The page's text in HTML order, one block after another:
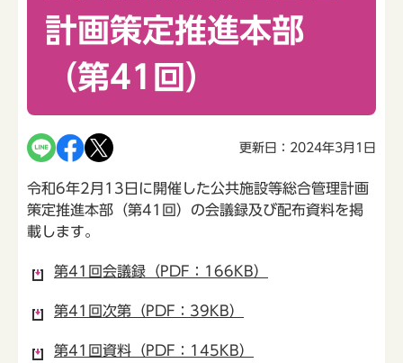
計画策定推進本部
（第41回）
更新日：2024年3月1日
令和6年2月13日に開催した公共施設等総合管理計画
策定推進本部（第41回）の会議録及び配布資料を掲
載します。
第41回会議録（PDF：166KB）
第41回次第（PDF：39KB）
第41回資料（PDF：145KB）